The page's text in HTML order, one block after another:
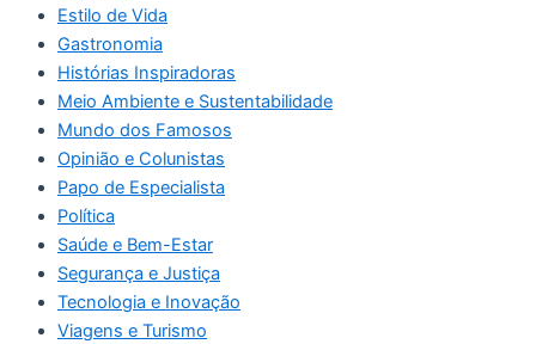
Estilo de Vida
Gastronomia
Histórias Inspiradoras
Meio Ambiente e Sustentabilidade
Mundo dos Famosos
Opinião e Colunistas
Papo de Especialista
Política
Saúde e Bem-Estar
Segurança e Justiça
Tecnologia e Inovação
Viagens e Turismo